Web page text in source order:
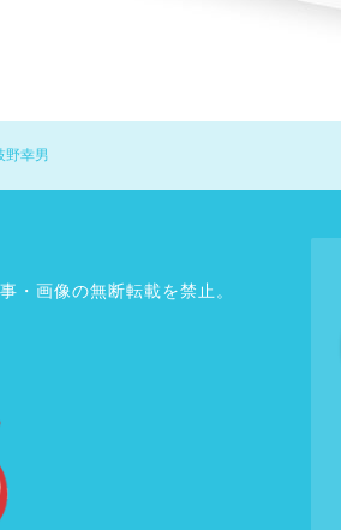
野幸男
・画像の無断転載を禁止。